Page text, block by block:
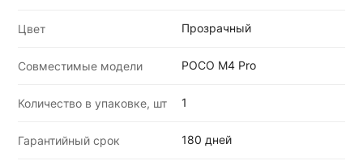
Цвет Прозрачный
Совместимые модели POCO M4 Pro
Количество в упаковке, шт 1
Гарантийный срок 180 дней